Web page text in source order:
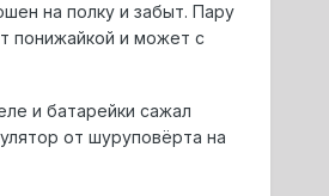
на полку и забыт. Пару
понижайкой и может с
и батарейки сажал
от шуруповёрта на